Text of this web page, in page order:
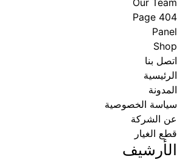
Our Team
Page 404
Panel
Shop
اتصل بنا
الرئيسية
المدونة
سياسة الخصوصية
عن الشركة
قطع الغيار
الأرشيف